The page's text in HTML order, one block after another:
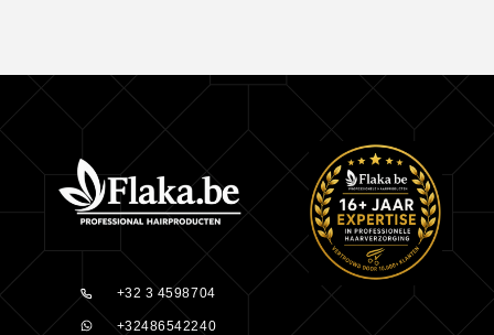
+32 3 4598704
+32486542240